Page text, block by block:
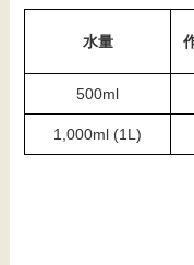
水量
500ml
1,000ml (1L)